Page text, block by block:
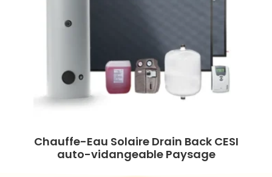
Chauffe-Eau Solaire Drain Back CESI
auto-vidangeable Paysage